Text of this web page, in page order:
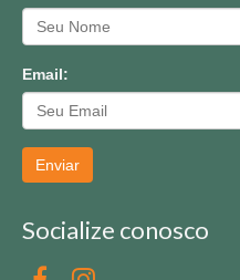
Email:
Enviar
Socialize conosco